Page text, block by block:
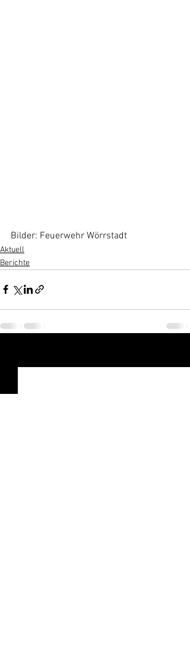
Bilder: Feuerwehr Wörrstadt
Aktuell
Berichte